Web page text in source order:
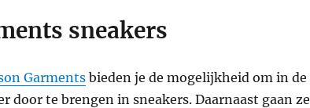
sneakers
Garmentsbieden je de mogelijkheid om in de
door te brengen in sneakers. Daarnaast gaan ze